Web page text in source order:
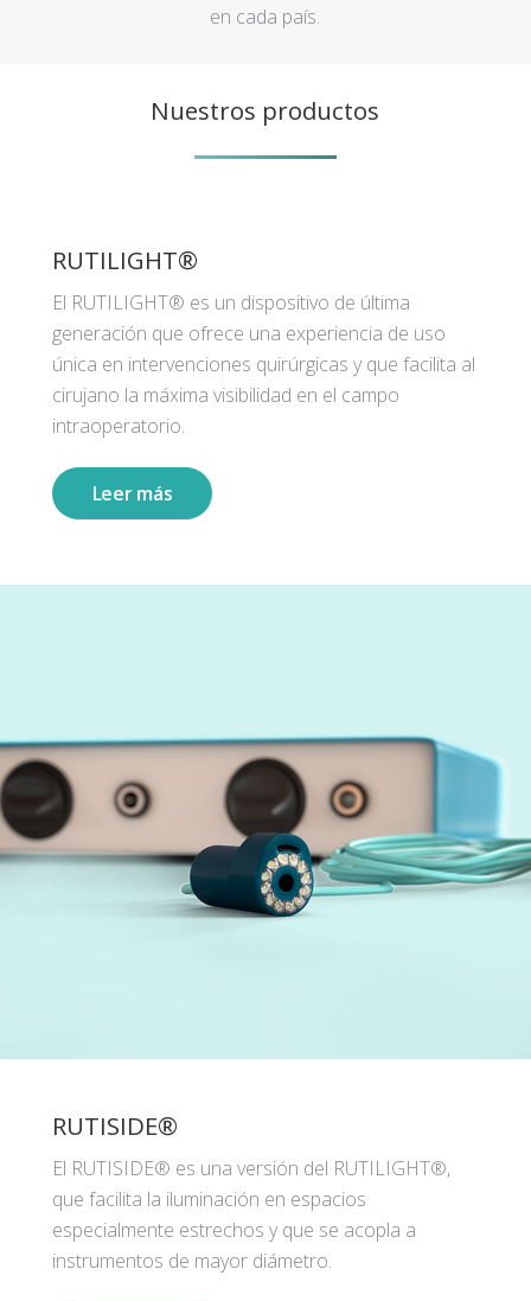
en cada país.
Nuestros productos
RUTILIGHT®
El RUTILIGHT® es un dispositivo de última
generación que ofrece una experiencia de uso
única en intervenciones quirúrgicas y que facilita al
cirujano la máxima visibilidad en el campo
intraoperatorio.
Leer más
RUTISIDE®
El RUTISIDE® es una versión del RUTILIGHT®,
que facilita la iluminación en espacios
especialmente estrechos y que se acopla a
instrumentos de mayor diámetro.